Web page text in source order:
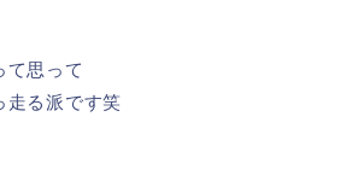
て思って
走る派です笑